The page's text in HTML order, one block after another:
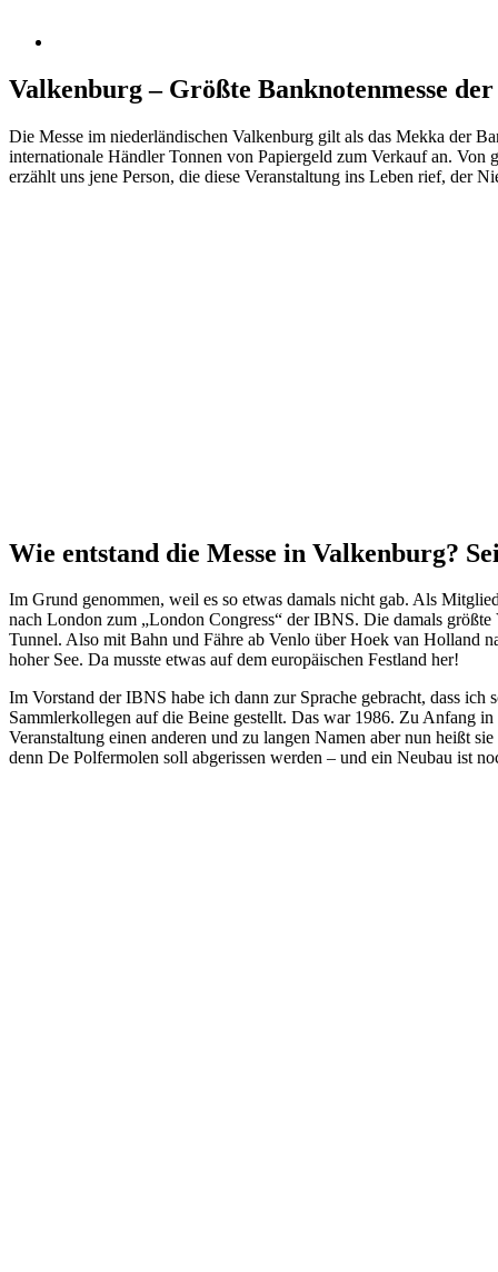
Valkenburg – Größte Banknotenmesse
Die Messe im niederländischen Valkenburg gilt als das Mekka der
internationale Händler Tonnen von Papiergeld zum Verkauf an. Von
erzählt uns jene Person, die diese Veranstaltung ins Leben rief, der
Wie entstand die Messe in Valkenburg?
Im Grund genommen, weil es so etwas damals nicht gab. Als
nach London zum „London Congress“ der IBNS. Die damals
Tunnel. Also mit Bahn und Fähre ab Venlo über Hoek van Holland
hoher See. Da musste etwas auf dem europäischen Festland her!
Im Vorstand der IBNS habe ich dann zur Sprache gebracht, dass
Sammlerkollegen auf die Beine gestellt. Das war 1986. Zu Anfang
Veranstaltung einen anderen und zu langen Namen aber nun heißt
denn De Polfermolen soll abgerissen werden – und ein Neubau ist